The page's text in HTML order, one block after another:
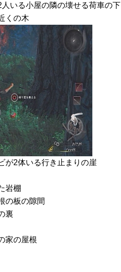
いる小屋の隣の壊せる荷車の下
くの木
が2体いる行き止まりの崖
岩棚
の板の隙間
裏
家の屋根